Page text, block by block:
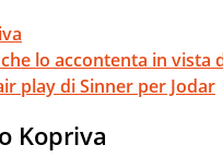
lo accontenta in vista
play di Sinner per Jodar
Kopriva